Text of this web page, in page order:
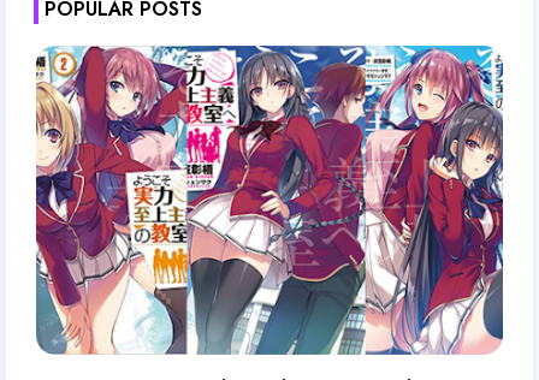
POPULAR POSTS